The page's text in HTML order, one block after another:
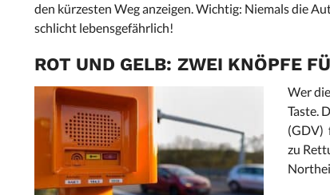
den kürzesten Weg anzeigen. Wichtig: Niemals die
schlicht lebensgefährlich!
ROT UND GELB: ZWEI KNÖPFE
Wer
Taste.
(GDV)
zu